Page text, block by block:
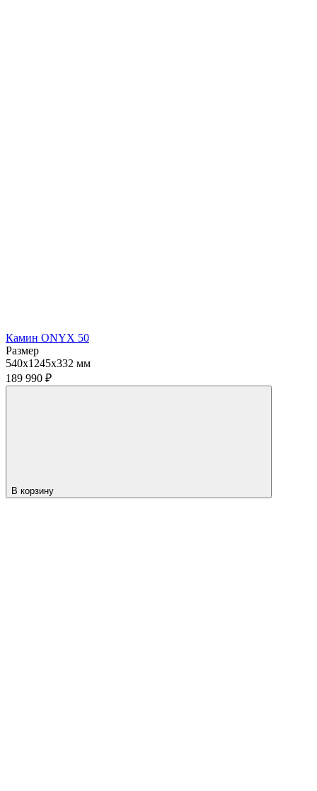
Камин ONYX 50
Размер
540x1245x332 мм
189 990 ₽
В корзину